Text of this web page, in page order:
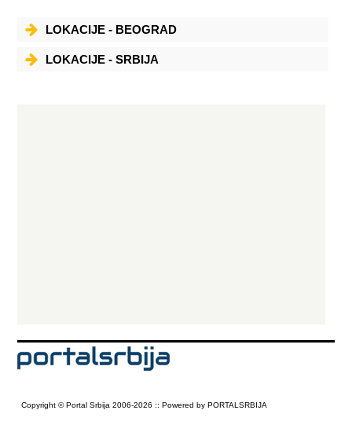
LOKACIJE - BEOGRAD
LOKACIJE - SRBIJA
Copyright © Portal Srbija 2006-2026 :: Powered by PORTALSRBIJA